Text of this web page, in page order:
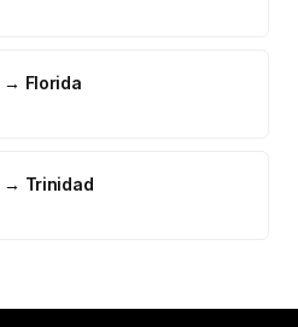
→ Florida
→ Trinidad